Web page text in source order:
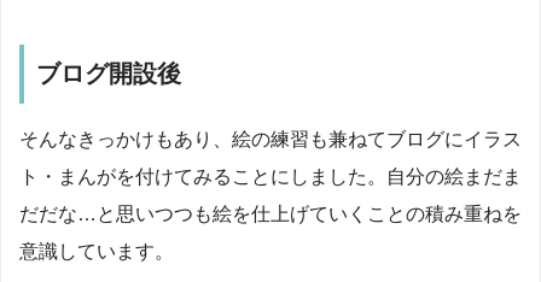
ブログ開設後
そんなきっかけもあり、絵の練習も兼ねてブログにイラス
ト・まんがを付けてみることにしました。自分の絵まだま
だだな…と思いつつも絵を仕上げていくことの積み重ねを
意識しています。